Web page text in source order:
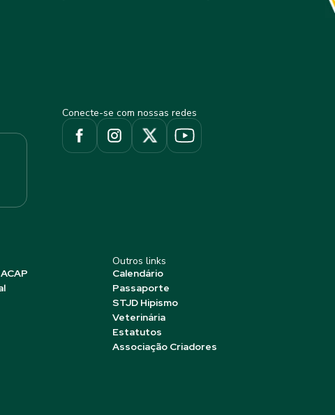
Conecte-se com nossas redes
Outros links
Calendário
Passaporte
STJD Hipismo
Veterinária
Estatutos
Associação Criadores